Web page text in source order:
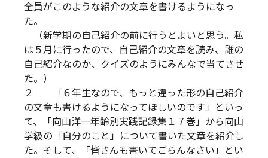
全員がこのような紹介の文章を書けるようになっ
た。
（新学期の自己紹介の前に行うとよいと思う。私
は５月に行ったので、自己紹介の文章を読み、誰の
自己紹介なのか、クイズのようにみんなで当てさせ
た。）
２ 「６年生なので、もっと違った形の自己紹介
の文章も書けるようになってほしいのです」といっ
て、「向山洋一年齢別実践記録集１７巻」から向山
学級の「自分のこと」について書いた文章を紹介し
た。そして、「皆さんも書いてごらんなさい」とい